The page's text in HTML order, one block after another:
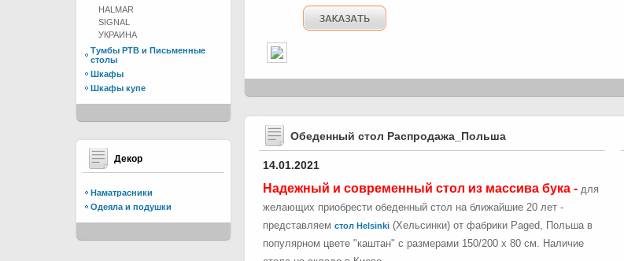
HALMAR
SIGNAL
УКРАИНА
Тумбы РТВ и Письменные
столы
Шкафы
Шкафы купе
Декор
Наматрасники
Одеяла и подушки
Обеденный стол Распродажа_Польша
14.01.2021
Надежный и современный стол из массива бука - для
желающих приобрести обеденный стол на ближайшие 20 лет -
представляем стол Helsinki (Хельсинки) от фабрики Paged, Польша в
популярном цвете "каштан" с размерами 150/200 х 80 см. Наличие